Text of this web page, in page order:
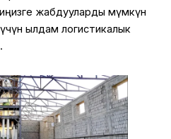
жабдууларды мүмкүн
ылдам логистикалык